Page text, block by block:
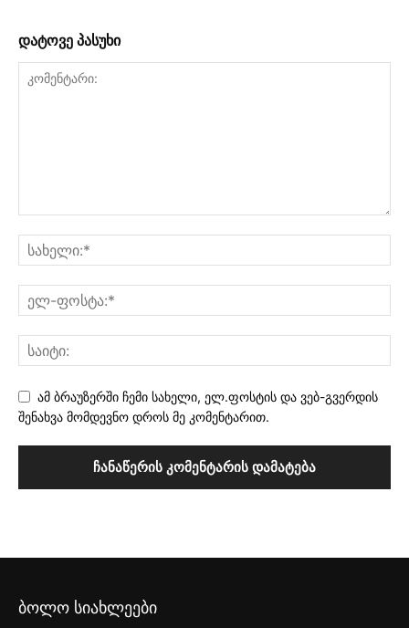
დატოვე პასუხი
ამ ბრაუზერში ჩემი სახელი, ელ.ფოსტის და ვებ-გვერდის
შენახვა მომდევნო დროს მე კომენტარით.
ბოლო სიახლეები